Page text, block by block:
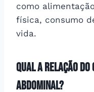
como
física, consumo
vida.
qual a relação
abdominal?